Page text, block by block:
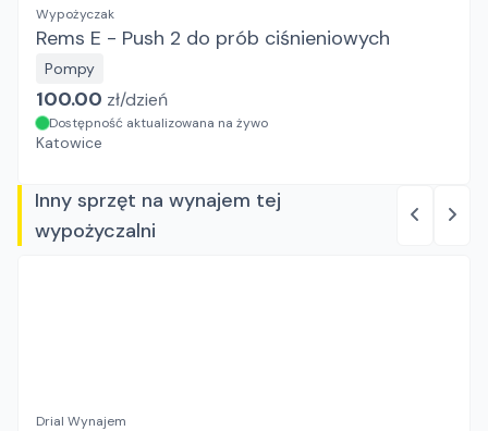
Wypożyczak
Rems E - Push 2 do prób ciśnieniowych
Pompy
100.00 zł/dzień
Dostępność aktualizowana na żywo
Katowice
Inny sprzęt na wynajem tej
wypożyczalni
Drial Wynajem